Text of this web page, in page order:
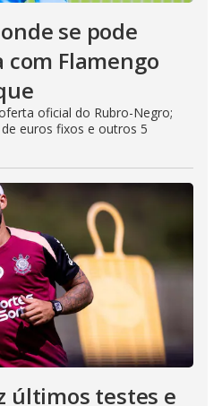
se pode
Flamengo
oficial do Rubro-Negro;
euros fixos e outros 5
últimos testes e